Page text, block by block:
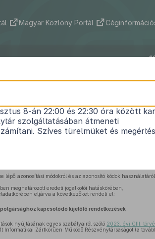
Magyar Közlöny Portál
(XI. 6.) Korm. rendelet
kapcsolódó egyes
2026. 01. 01. –
azonosítási módokról és az azonosító kódok
meghatározott eredeti jogalkotói hatáskörében,
eljárva a következőket rendeli el:
kapcsolódó kijelölő rendelkezések
nyújtásának egyes szabályairól szóló 2023. évi CIII.
Informatikai Zártkörűen Működő Részvénytársaságot (a
8-án 22:00 és 22:30 óra között
szolgáltatásában átmeneti
Szíves türelmüket és